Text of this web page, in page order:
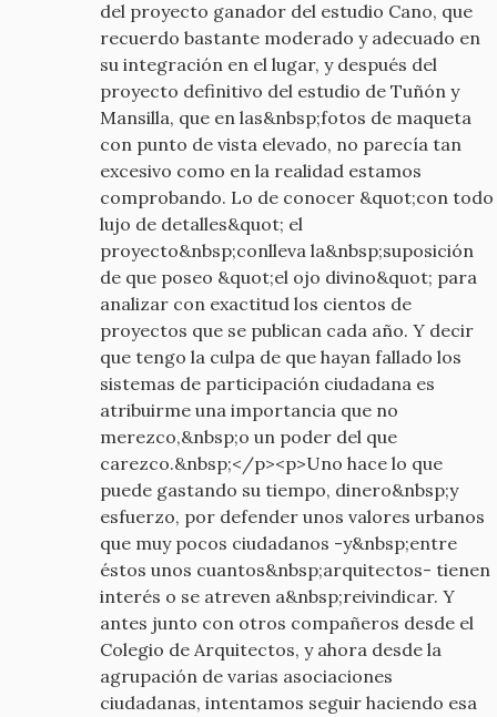
del proyecto ganador del estudio Cano, que
recuerdo bastante moderado y adecuado en
su integración en el lugar, y después del
proyecto definitivo del estudio de Tuñón y
Mansilla, que en las&nbsp;fotos de maqueta
con punto de vista elevado, no parecía tan
excesivo como en la realidad estamos
comprobando. Lo de conocer &quot;con todo
lujo de detalles&quot; el
proyecto&nbsp;conlleva la&nbsp;suposición
de que poseo &quot;el ojo divino&quot; para
analizar con exactitud los cientos de
proyectos que se publican cada año. Y decir
que tengo la culpa de que hayan fallado los
sistemas de participación ciudadana es
atribuirme una importancia que no
merezco,&nbsp;o un poder del que
carezco.&nbsp;</p><p>Uno hace lo que
puede gastando su tiempo, dinero&nbsp;y
esfuerzo, por defender unos valores urbanos
que muy pocos ciudadanos -y&nbsp;entre
éstos unos cuantos&nbsp;arquitectos- tienen
interés o se atreven a&nbsp;reivindicar. Y
antes junto con otros compañeros desde el
Colegio de Arquitectos, y ahora desde la
agrupación de varias asociaciones
ciudadanas, intentamos seguir haciendo esa